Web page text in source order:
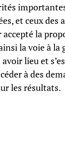
et ceux
la
la voie à la
lieu et
à des
les résultats.